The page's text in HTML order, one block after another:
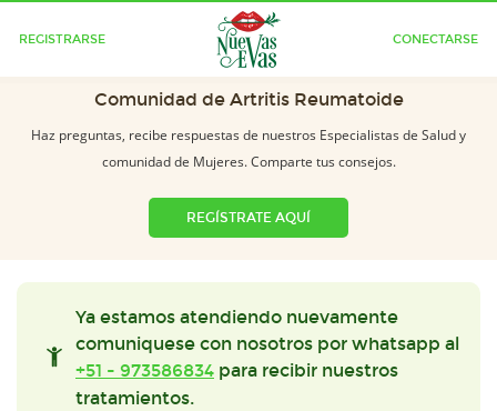
REGISTRARSE CONECTARSE
Comunidad de Artritis Reumatoide
Haz preguntas, recibe respuestas de nuestros Especialistas de Salud y
comunidad de Mujeres. Comparte tus consejos.
REGÍSTRATE AQUÍ
Ya estamos atendiendo nuevamente
comuniquese con nosotros por whatsapp al
+51 - 973586834 para recibir nuestros
tratamientos.